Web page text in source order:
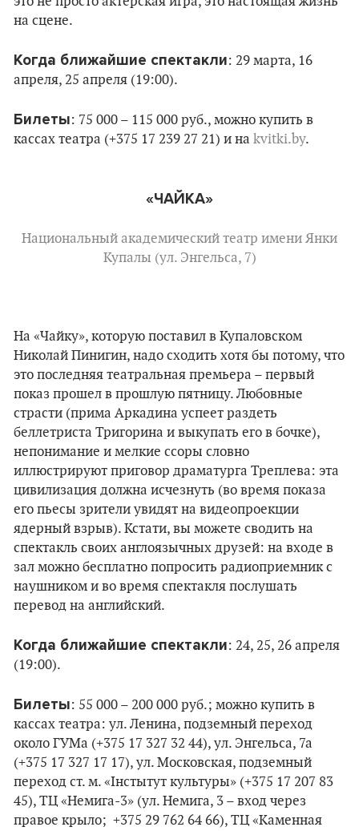
на сцене.
Когда ближайшие спектакли: 29 марта, 16
апреля, 25 апреля (19:00).
Билеты: 75 000 – 115 000 руб., можно купить в
кассах театра (+375 17 239 27 21) и на kvitki.by.
«ЧАЙКА»
Национальный академический театр имени Янки
Купалы (ул. Энгельса, 7)
На «Чайку», которую поставил в Купаловском
Николай Пинигин, надо сходить хотя бы потому, что
это последняя театральная премьера – первый
показ прошел в прошлую пятницу. Любовные
страсти (прима Аркадина успеет раздеть
беллетриста Тригорина и выкупать его в бочке),
непонимание и мелкие ссоры словно
иллюстрируют приговор драматурга Треплева: эта
цивилизация должна исчезнуть (во время показа
его пьесы зрители увидят на видеопроекции
ядерный взрыв). Кстати, вы можете сводить на
спектакль своих англоязычных друзей: на входе в
зал можно бесплатно попросить радиоприемник с
наушником и во время спектакля послушать
перевод на английский.
Когда ближайшие спектакли: 24, 25, 26 апреля
(19:00).
Билеты: 55 000 – 200 000 руб.; можно купить в
кассах театра: ул. Ленина, подземный переход
около ГУМа (+375 17 327 32 44), ул. Энгельса, 7а
(+375 17 327 17 17), ул. Московская, подземный
переход ст. м. «Інстытут культуры» (+375 17 207 83
45), ТЦ «Немига-3» (ул. Немига, 3 – вход через
правое крыло; +375 29 762 64 66), ТЦ «Каменная